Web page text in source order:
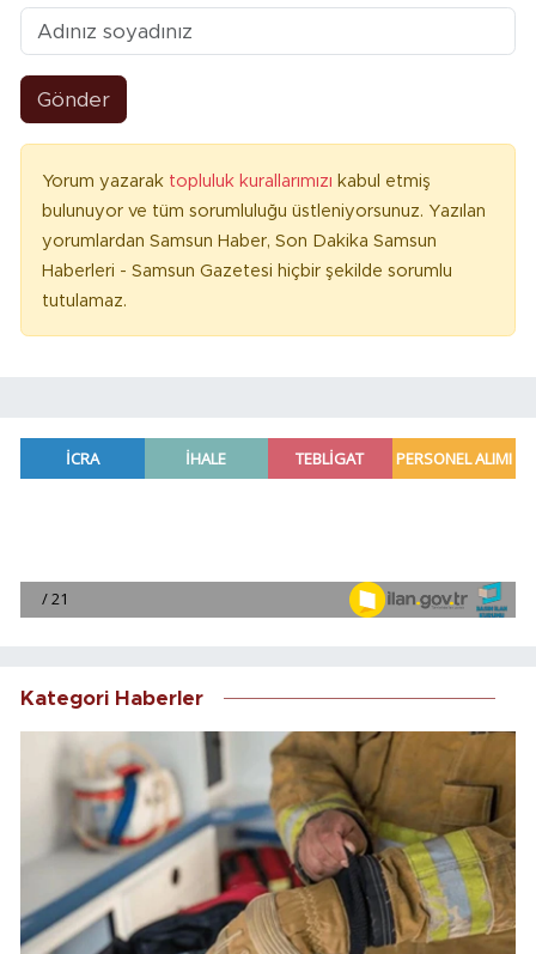
Gönder
Yorum yazarak topluluk kurallarımızı kabul etmiş
bulunuyor ve tüm sorumluluğu üstleniyorsunuz. Yazılan
yorumlardan Samsun Haber, Son Dakika Samsun
Haberleri - Samsun Gazetesi hiçbir şekilde sorumlu
tutulamaz.
Kategori Haberler